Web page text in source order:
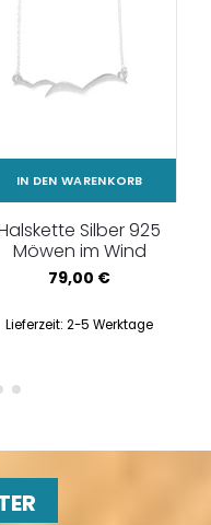
IN DEN WARENKORB
Silber 925
Möwen im Wind
79,00 €
Lieferzeit:2-5 Werktage